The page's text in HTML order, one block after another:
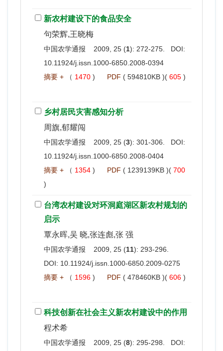
新农村建设下的食品安全
句荣辉,王晓梅
中国农学通报 2009, 25 (1): 272-275. DOI:
10.11924/j.issn.1000-6850.2008-0394
摘要 + （ 1470 ) PDF ( 594810KB )( 605 )
乡村居民灾害感知分析
周旗,郁耀闯
中国农学通报 2009, 25 (3): 301-306. DOI:
10.11924/j.issn.1000-6850.2008-0404
摘要 + （ 1354 ) PDF ( 1239139KB )( 700
)
台湾农村建设对环洞庭湖区新农村规划的
启示
覃永晖,吴 晓,张连彪,张 强
中国农学通报 2009, 25 (11): 293-296.
DOI: 10.11924/j.issn.1000-6850.2009-0275
摘要 + （ 1596 ) PDF ( 478460KB )( 606 )
科技创新在社会主义新农村建设中的作用
程术希
中国农学通报 2009, 25 (8): 295-298. DOI: